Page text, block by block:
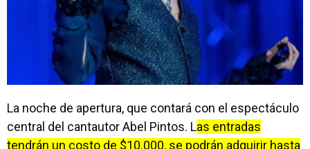
La noche de apertura, que contará con el espectáculo
central del cantautor Abel Pintos. Las entradas
tendrán un costo de $10.000, se podrán adquirir hasta